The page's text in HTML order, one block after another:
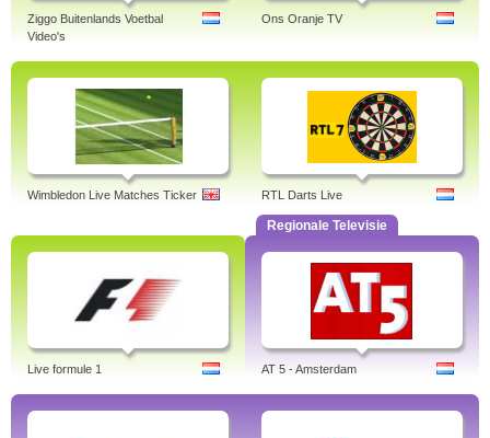
Ziggo Buitenlands Voetbal
Video's
Ons Oranje TV
Wimbledon Live Matches Ticker RTL Darts Live
Live formule 1
Regionale Televisie
AT 5 - Amsterdam